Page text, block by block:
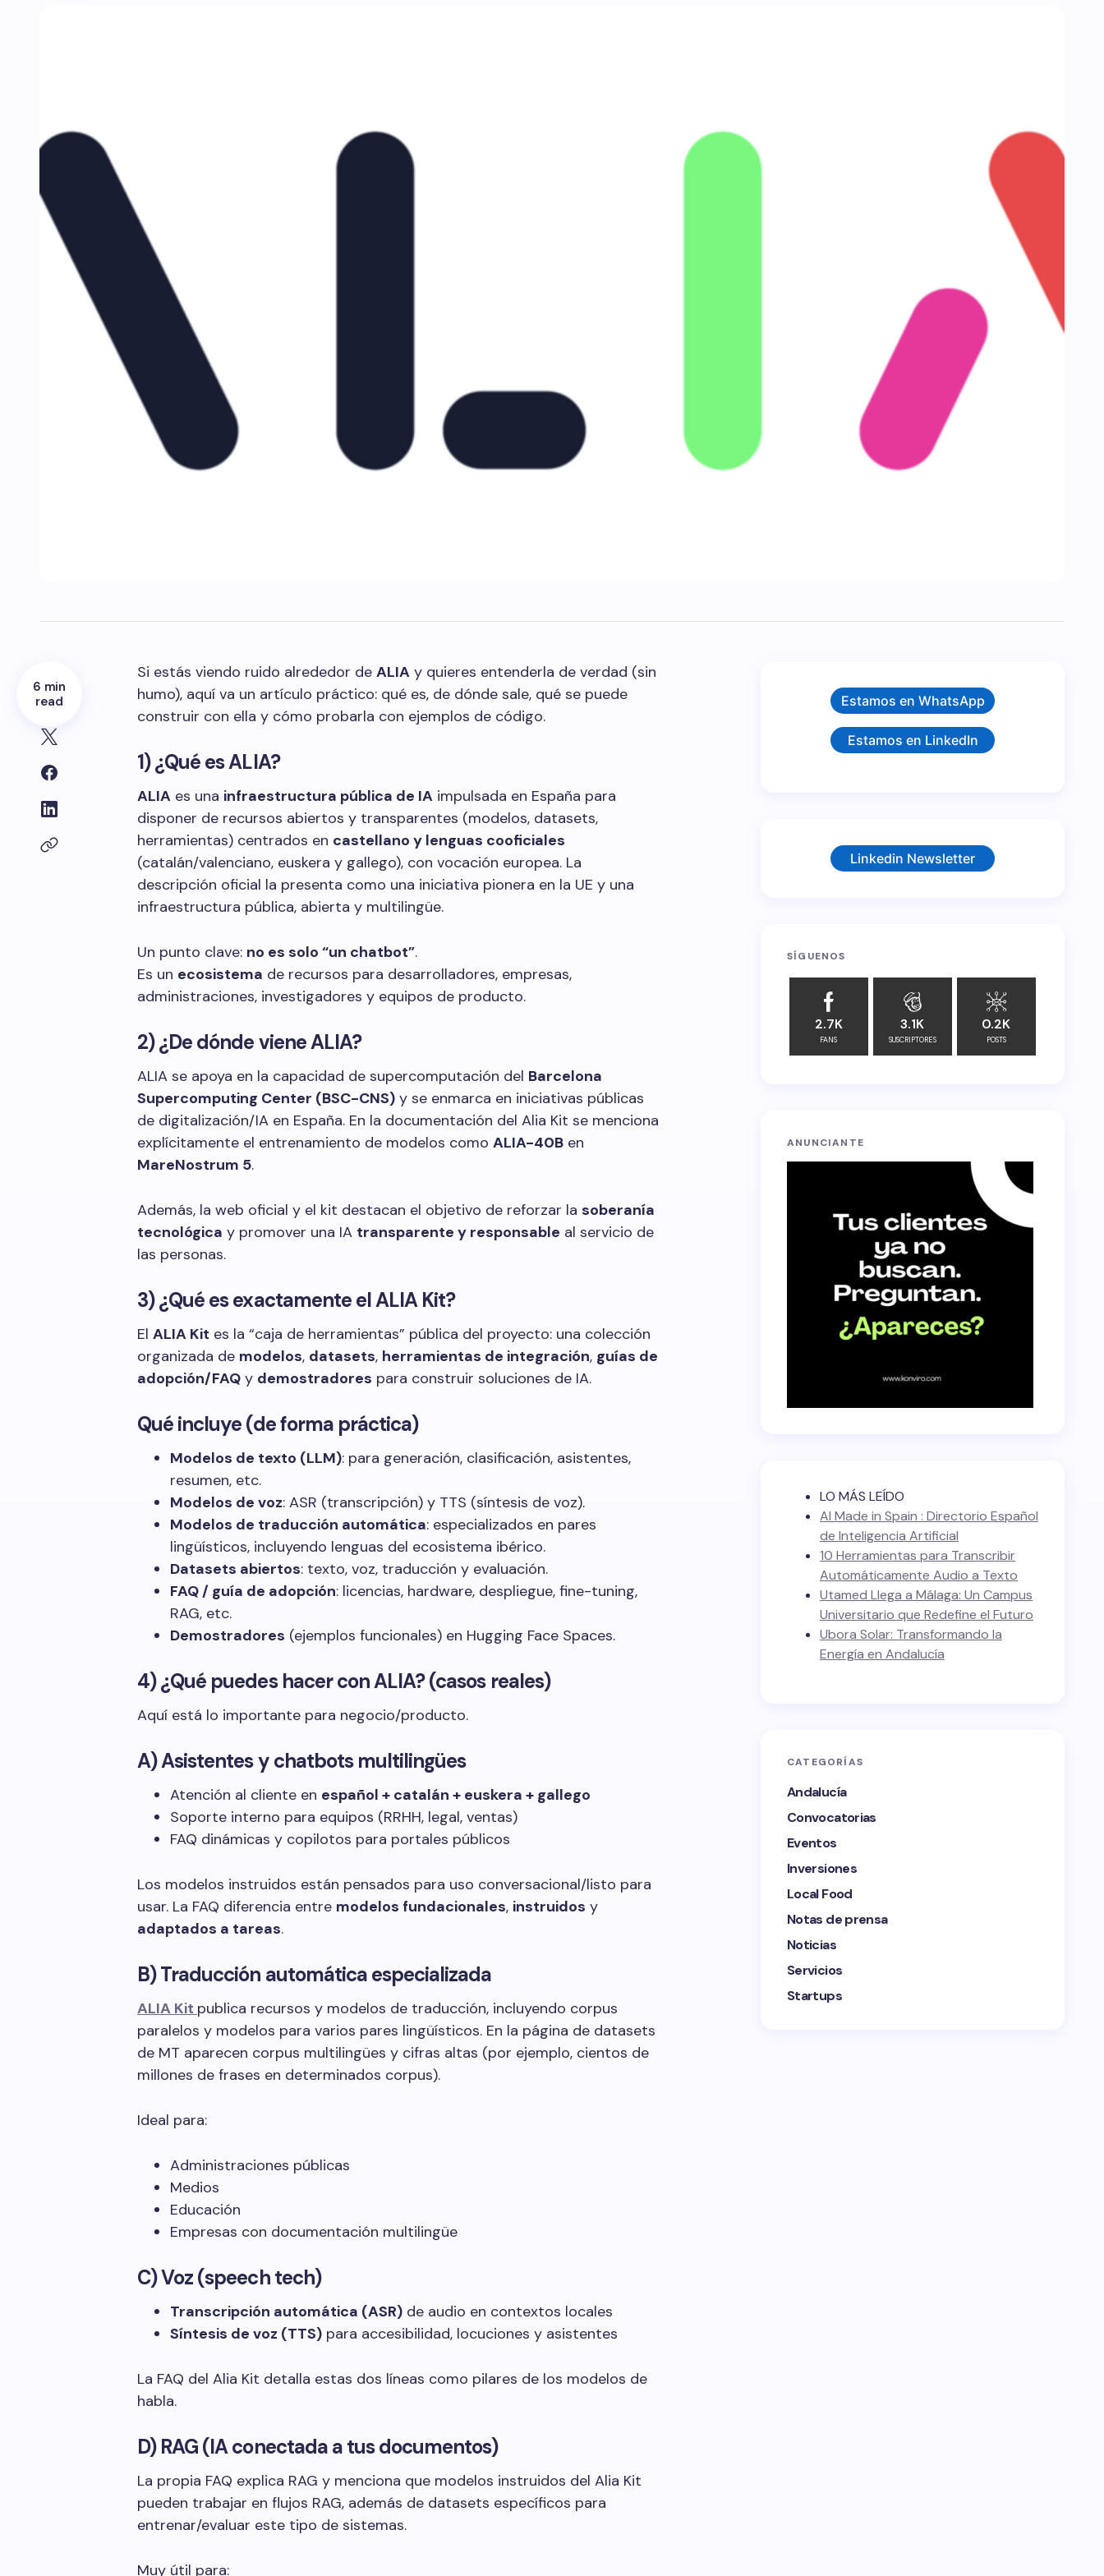
6 min
read
Si estás viendo ruido alrededor de ALIA y quieres entenderla de verdad (sin
humo), aquí va un artículo práctico: qué es, de dónde sale, qué se puede
construir con ella y cómo probarla con ejemplos de código.
1) ¿Qué es ALIA?
ALIA es una infraestructura pública de IA impulsada en España para
disponer de recursos abiertos y transparentes (modelos, datasets,
herramientas) centrados en castellano y lenguas cooficiales
(catalán/valenciano, euskera y gallego), con vocación europea. La
descripción oficial la presenta como una iniciativa pionera en la UE y una
infraestructura pública, abierta y multilingüe.
Un punto clave: no es solo “un chatbot”.
Es un ecosistema de recursos para desarrolladores, empresas,
administraciones, investigadores y equipos de producto.
2) ¿De dónde viene ALIA?
ALIA se apoya en la capacidad de supercomputación del Barcelona
Supercomputing Center (BSC-CNS) y se enmarca en iniciativas públicas
de digitalización/IA en España. En la documentación del Alia Kit se menciona
explícitamente el entrenamiento de modelos como ALIA-40B en
MareNostrum 5.
Además, la web oficial y el kit destacan el objetivo de reforzar la soberanía
tecnológica y promover una IA transparente y responsable al servicio de
las personas.
3) ¿Qué es exactamente el ALIA Kit?
El ALIA Kit es la “caja de herramientas” pública del proyecto: una colección
organizada de modelos, datasets, herramientas de integración, guías de
adopción/FAQ y demostradores para construir soluciones de IA.
Qué incluye (de forma práctica)
Modelos de texto (LLM): para generación, clasificación, asistentes,
resumen, etc.
Modelos de voz: ASR (transcripción) y TTS (síntesis de voz).
Modelos de traducción automática: especializados en pares
lingüísticos, incluyendo lenguas del ecosistema ibérico.
Datasets abiertos: texto, voz, traducción y evaluación.
FAQ / guía de adopción: licencias, hardware, despliegue, fine-tuning,
RAG, etc.
Demostradores (ejemplos funcionales) en Hugging Face Spaces.
4) ¿Qué puedes hacer con ALIA? (casos reales)
Aquí está lo importante para negocio/producto.
A) Asistentes y chatbots multilingües
Atención al cliente en español + catalán + euskera + gallego
Soporte interno para equipos (RRHH, legal, ventas)
FAQ dinámicas y copilotos para portales públicos
Los modelos instruidos están pensados para uso conversacional/listo para
usar. La FAQ diferencia entre modelos fundacionales, instruidos y
adaptados a tareas.
B) Traducción automática especializada
ALIA Kit publica recursos y modelos de traducción, incluyendo corpus
paralelos y modelos para varios pares lingüísticos. En la página de datasets
de MT aparecen corpus multilingües y cifras altas (por ejemplo, cientos de
millones de frases en determinados corpus).
Ideal para:
Administraciones públicas
Medios
Educación
Empresas con documentación multilingüe
C) Voz (speech tech)
Transcripción automática (ASR) de audio en contextos locales
Síntesis de voz (TTS) para accesibilidad, locuciones y asistentes
La FAQ del Alia Kit detalla estas dos líneas como pilares de los modelos de
habla.
D) RAG (IA conectada a tus documentos)
La propia FAQ explica RAG y menciona que modelos instruidos del Alia Kit
pueden trabajar en flujos RAG, además de datasets específicos para
entrenar/evaluar este tipo de sistemas.
Muy útil para:
Estamos en WhatsApp
Estamos en LinkedIn
Linkedin Newsletter
SÍGUENOS
2.7K
FANS
3.1K
SUSCRIPTORES
0.2K
POSTS
ANUNCIANTE
LO MÁS LEÍDO
AI Made in Spain : Directorio Español
de Inteligencia Artificial
10 Herramientas para Transcribir
Automáticamente Audio a Texto
Utamed Llega a Málaga: Un Campus
Universitario que Redefine el Futuro
Ubora Solar: Transformando la
Energía en Andalucía
CATEGORÍAS
Andalucía
Convocatorias
Eventos
Inversiones
Local Food
Notas de prensa
Noticias
Servicios
Startups